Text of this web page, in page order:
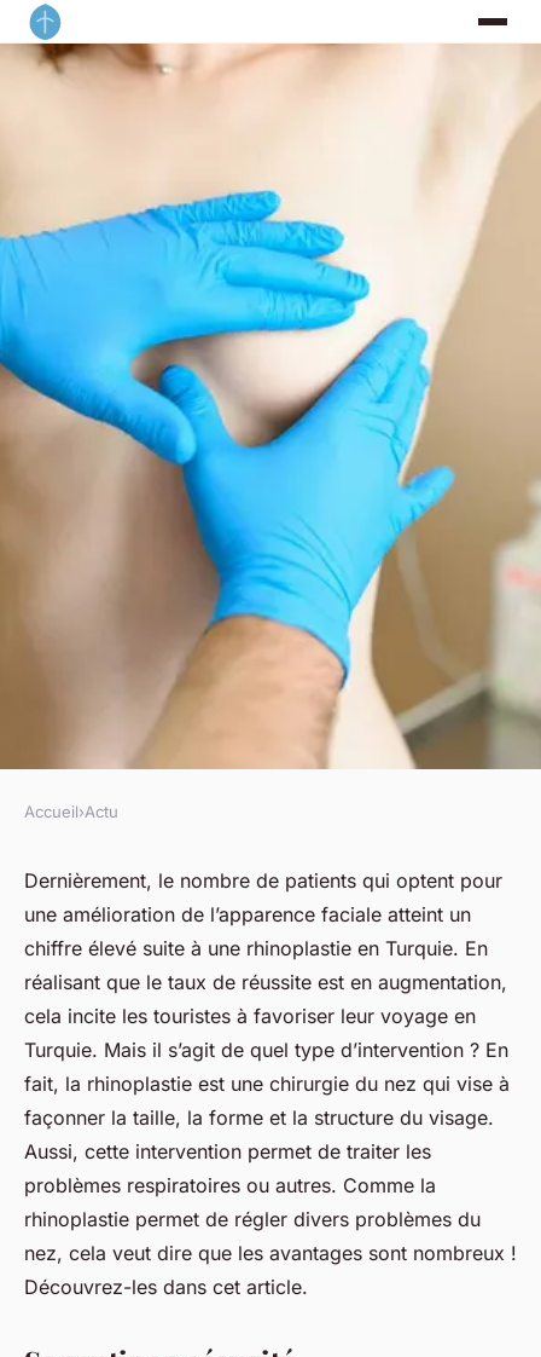
Est-il avantageux de procéder
à une rhinoplastie en Turquie
?
fabienne•17 novembre 2023•3 min de lecture
Accueil›Actu
Dernièrement, le nombre de patients qui optent pour
une amélioration de l’apparence faciale atteint un
chiffre élevé suite à une rhinoplastie en Turquie. En
réalisant que le taux de réussite est en augmentation,
cela incite les touristes à favoriser leur voyage en
Turquie. Mais il s’agit de quel type d’intervention ? En
fait, la rhinoplastie est une chirurgie du nez qui vise à
façonner la taille, la forme et la structure du visage.
Aussi, cette intervention permet de traiter les
problèmes respiratoires ou autres. Comme la
rhinoplastie permet de régler divers problèmes du
nez, cela veut dire que les avantages sont nombreux !
Découvrez-les dans cet article.